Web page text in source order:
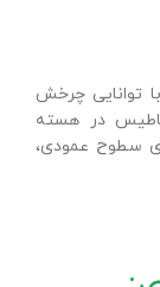
توانایی چرخش
در هسته
سطوح عمودی،